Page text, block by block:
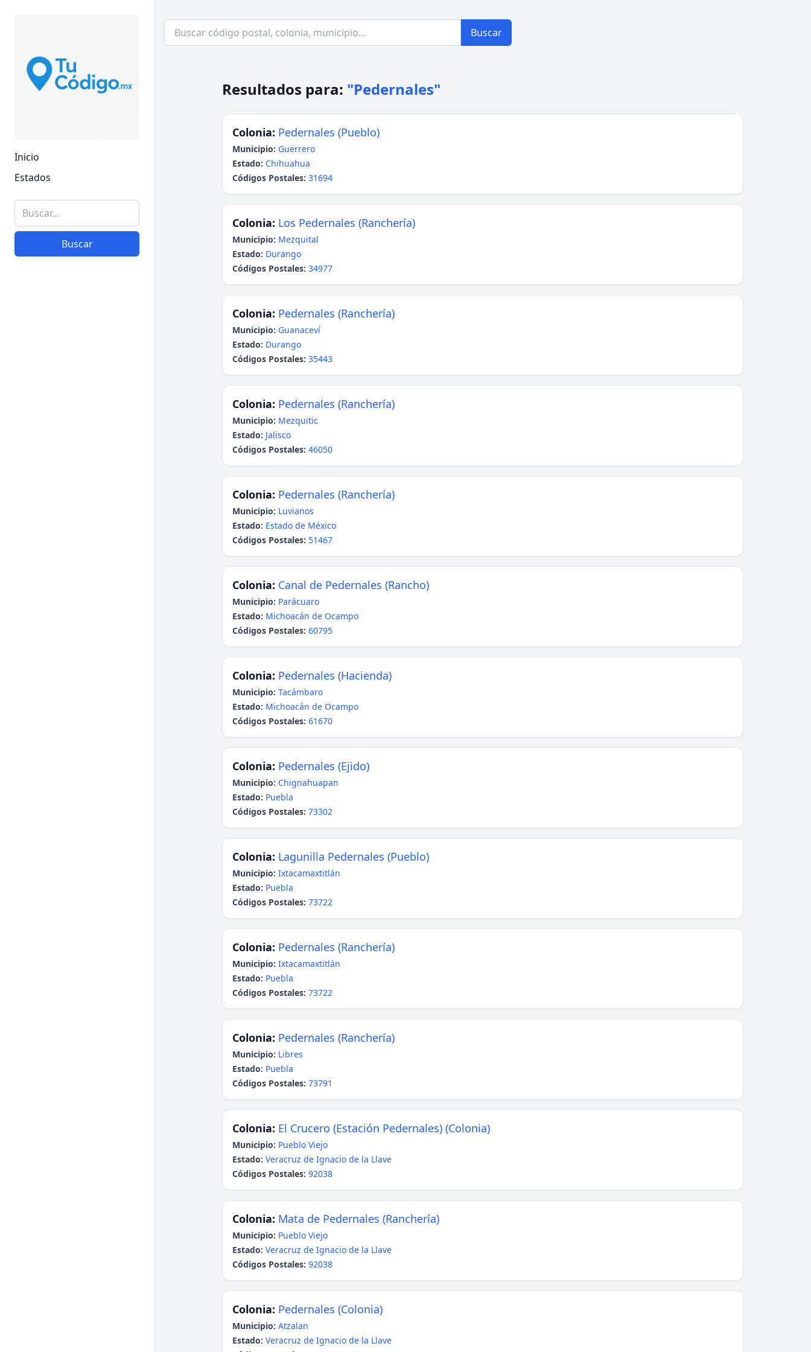
Inicio
Estados
Buscar
Buscar
Resultados para: "Pedernales"
Colonia: Pedernales (Pueblo)
Municipio: Guerrero
Estado: Chihuahua
Códigos Postales: 31694
Colonia: Los Pedernales (Ranchería)
Municipio: Mezquital
Estado: Durango
Códigos Postales: 34977
Colonia: Pedernales (Ranchería)
Municipio: Guanaceví
Estado: Durango
Códigos Postales: 35443
Colonia: Pedernales (Ranchería)
Municipio: Mezquitic
Estado: Jalisco
Códigos Postales: 46050
Colonia: Pedernales (Ranchería)
Municipio: Luvianos
Estado: Estado de México
Códigos Postales: 51467
Colonia: Canal de Pedernales (Rancho)
Municipio: Parácuaro
Estado: Michoacán de Ocampo
Códigos Postales: 60795
Colonia: Pedernales (Hacienda)
Municipio: Tacámbaro
Estado: Michoacán de Ocampo
Códigos Postales: 61670
Colonia: Pedernales (Ejido)
Municipio: Chignahuapan
Estado: Puebla
Códigos Postales: 73302
Colonia: Lagunilla Pedernales (Pueblo)
Municipio: Ixtacamaxtitlán
Estado: Puebla
Códigos Postales: 73722
Colonia: Pedernales (Ranchería)
Municipio: Ixtacamaxtitlán
Estado: Puebla
Códigos Postales: 73722
Colonia: Pedernales (Ranchería)
Municipio: Libres
Estado: Puebla
Códigos Postales: 73791
Colonia: El Crucero (Estación Pedernales) (Colonia)
Municipio: Pueblo Viejo
Estado: Veracruz de Ignacio de la Llave
Códigos Postales: 92038
Colonia: Mata de Pedernales (Ranchería)
Municipio: Pueblo Viejo
Estado: Veracruz de Ignacio de la Llave
Códigos Postales: 92038
Colonia: Pedernales (Colonia)
Municipio: Atzalan
Estado: Veracruz de Ignacio de la Llave